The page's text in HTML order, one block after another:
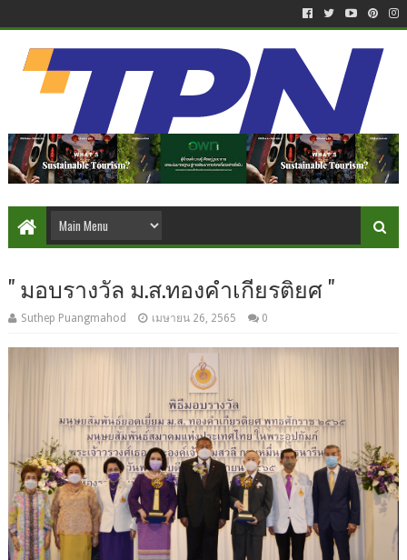
" มอบรางวัล ม.ส.ทองคำเกียรติยศ "
Suthep Puangmahod เมษายน 26, 2565 0